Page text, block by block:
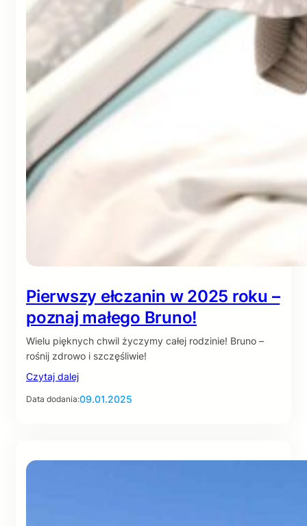
Pierwszy ełczanin w 2025 roku –
poznaj małego Bruno!
Wielu pięknych chwil życzymy całej rodzinie! Bruno –
rośnij zdrowo i szczęśliwie!
Czytaj dalej
Data dodania:09.01.2025